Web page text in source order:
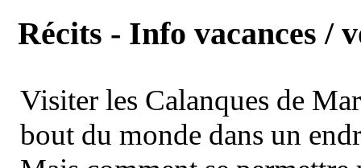
Récits - Info vacances /
Visiter les Calanques de
bout du monde dans un